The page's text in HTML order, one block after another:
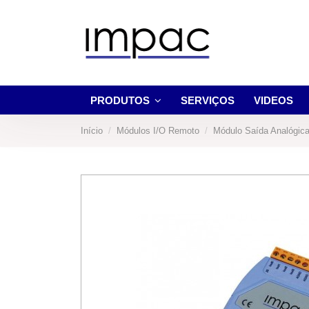
PRODUTOS SERVIÇOS VIDEOS
Início Módulos I/O Remoto Módulo Saída Analógica